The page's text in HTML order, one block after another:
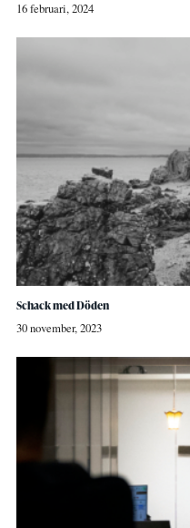
16 februari, 2024
Schack med Döden
30 november, 2023